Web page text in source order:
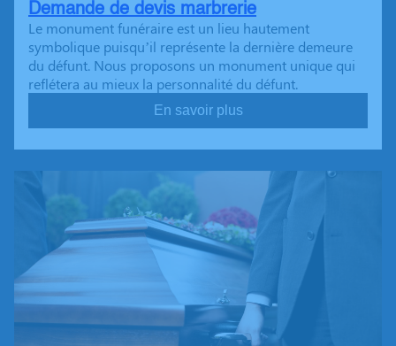
Demande de devis marbrerie
Le monument funéraire est un lieu hautement
symbolique puisqu’il représente la dernière demeure
du défunt. Nous proposons un monument unique qui
reflétera au mieux la personnalité du défunt.
En savoir plus